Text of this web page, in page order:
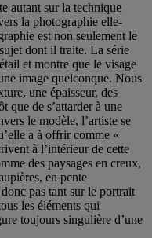
autant sur la technique
la photographie elle-
est non seulement le
dont il traite. La série
et montre que le visage
image quelconque. Nous
une épaisseur, des
que de s’attarder à une
le modèle, l’artiste se
a à offrir comme «
à l’intérieur de cette
des paysages en creux,
en pente
pas tant sur le portrait
les éléments qui
toujours singulière d’une